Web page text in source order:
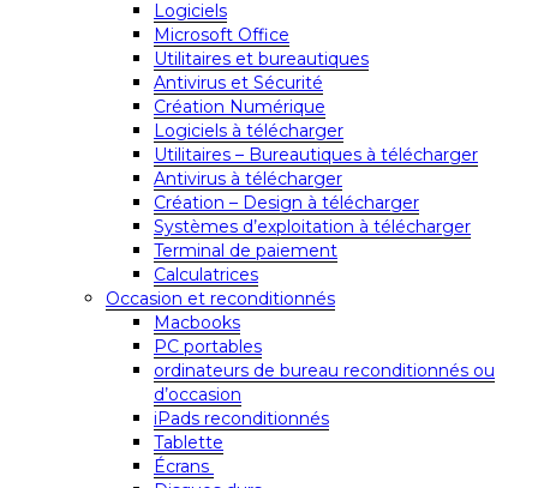
Logiciels
Microsoft Office
Utilitaires et bureautiques
Antivirus et Sécurité
Création Numérique
Logiciels à télécharger
Utilitaires – Bureautiques à télécharger
Antivirus à télécharger
Création – Design à télécharger
Systèmes d’exploitation à télécharger
Terminal de paiement
Calculatrices
Occasion et reconditionnés
Macbooks
PC portables
ordinateurs de bureau reconditionnés ou
d’occasion
iPads reconditionnés
Tablette
Écrans